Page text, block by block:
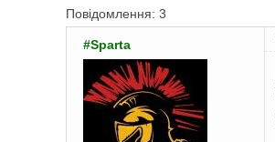
Повідомлення: 3
#Sparta